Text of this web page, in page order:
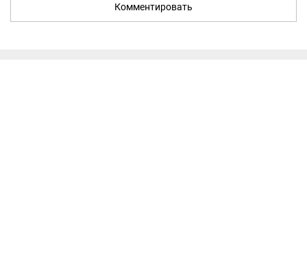
Комментировать